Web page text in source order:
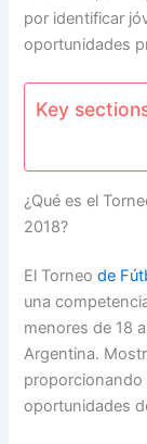
por identificar
oportunidades
Key
¿Qué es el
2018?
El Torneode
una
menores de 18
Argentina.
proporcionando
oportunidades